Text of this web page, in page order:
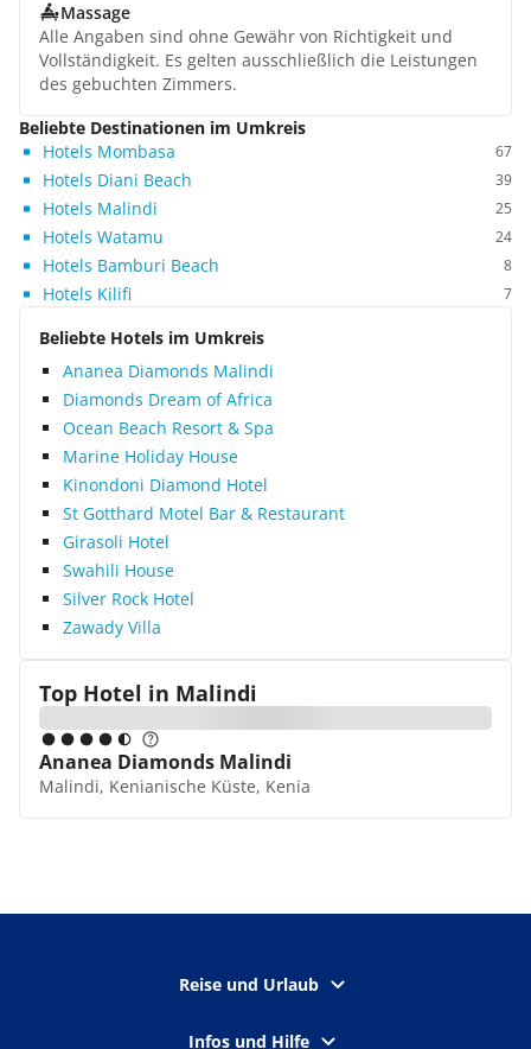
Massage
Alle Angaben sind ohne Gewähr von Richtigkeit und
Vollständigkeit. Es gelten ausschließlich die Leistungen
des gebuchten Zimmers.
Beliebte Destinationen im Umkreis
Hotels Mombasa
67
Hotels Diani Beach 39
Hotels Malindi 25
Hotels Watamu 24
Hotels Bamburi Beach 8
Hotels Kilifi 7
Beliebte Hotels im Umkreis
Ananea Diamonds Malindi
Diamonds Dream of Africa
Ocean Beach Resort & Spa
Marine Holiday House
Kinondoni Diamond Hotel
St Gotthard Motel Bar & Restaurant
Girasoli Hotel
Swahili House
Silver Rock Hotel
Zawady Villa
Top Hotel in Malindi
Ananea Diamonds Malindi
Malindi, Kenianische Küste, Kenia
Reise und Urlaub
Infos und Hilfe